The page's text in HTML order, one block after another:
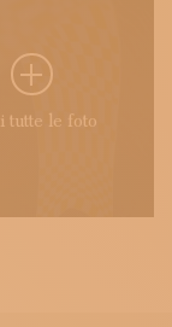
tutte le foto